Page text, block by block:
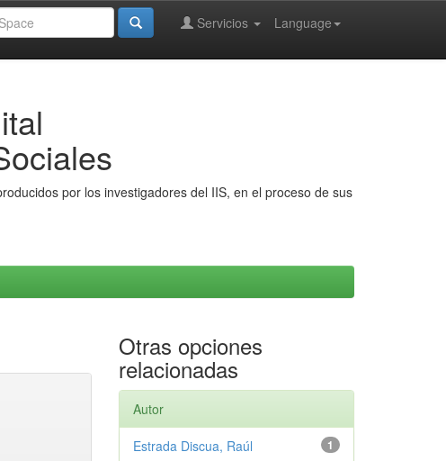
Language
Servicios
por los investigadores del IIS, en el proceso de sus
Otras opciones
relacionadas
Autor
1
Estrada Discua, Raúl